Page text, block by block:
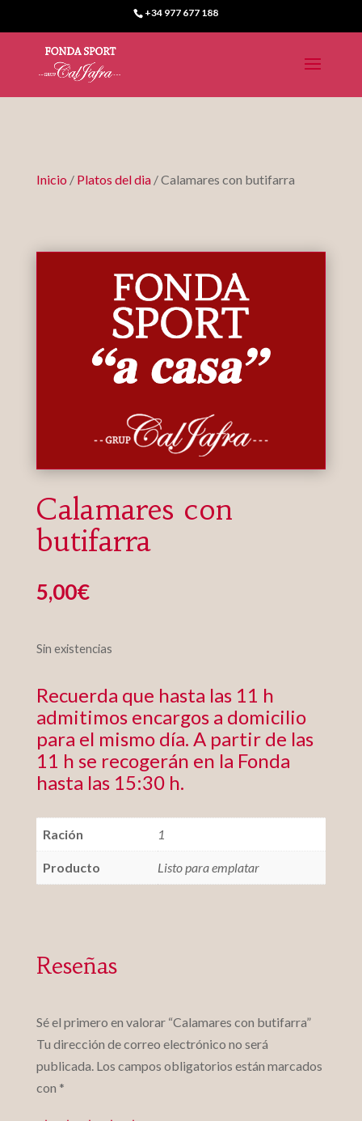
+34 977 677 188
Inicio / Platos del dia/ Calamares con butifarra
Calamares con
butifarra
5,00€
Sin existencias
Recuerda que hasta las 11 h
admitimos encargos a domicilio
para el mismo día. A partir de las
11 h se recogerán en la Fonda
hasta las 15:30 h.
Ración 1
Producto Listo para emplatar
Reseñas
Sé el primero en valorar “Calamares con butifarra”
Tu dirección de correo electrónico no será
publicada. Los campos obligatorios están marcados
con *